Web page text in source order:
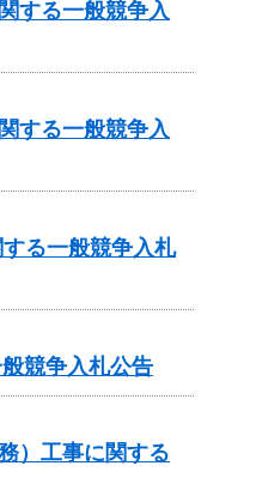
する一般競争入
する一般競争入
る一般競争入札
競争入札公告
）工事に関する